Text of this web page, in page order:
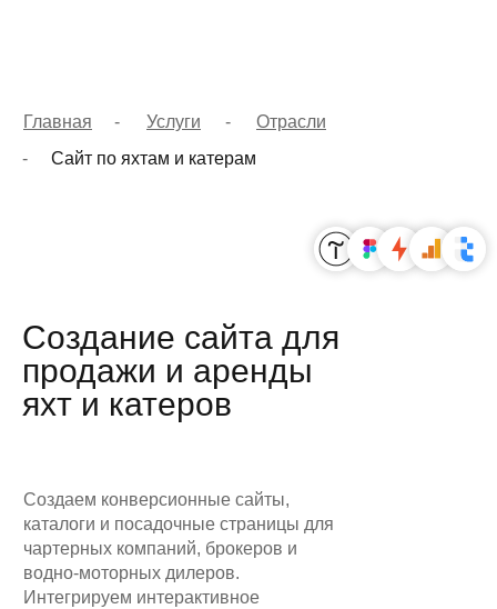
Этапы
Кейсы
получить предложение
Заполнить бриф
Создание сайта для
продажи и аренды
яхт и катеров
Главная - Услуги -
Отрасли
-
Сайт по яхтам и катерам
Создаем конверсионные сайты,
каталоги и посадочные страницы для
чартерных компаний, брокеров и
водно-моторных дилеров.
Интегрируем интерактивное